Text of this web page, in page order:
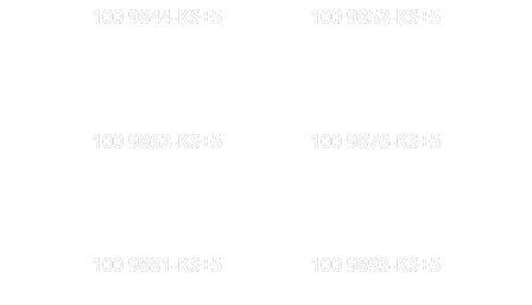
100 9844-KS+5 100 9852-KS+5
100 9862-KS+5 100 9876-KS+5
100 9881-KS+5 100 9893-KS+5